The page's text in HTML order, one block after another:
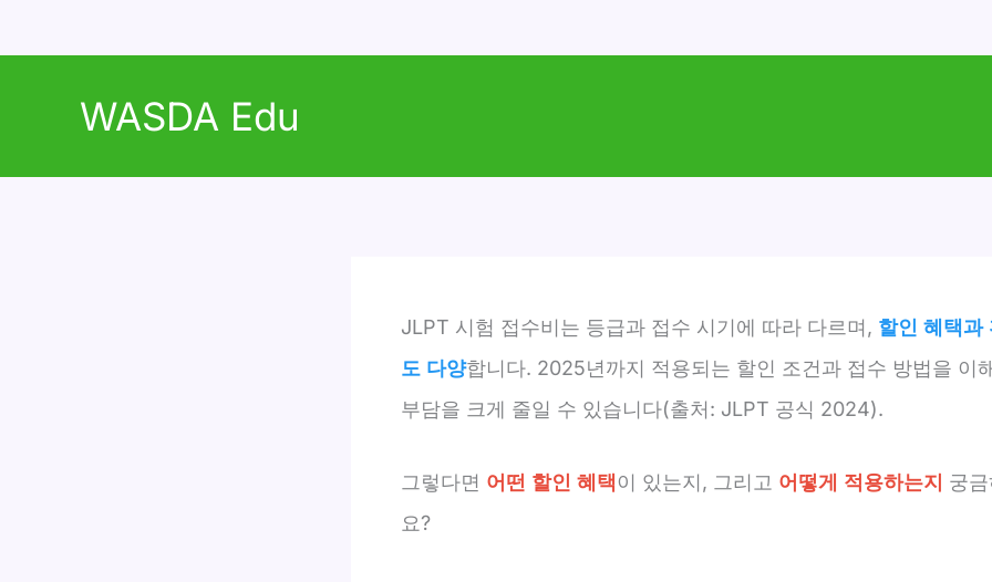
WASDA Edu
JLPT 시험 접수비는 등급과 접수 시기에 따라 다르며, 할인 혜택과
도 다양합니다. 2025년까지 적용되는 할인 조건과 접수 방법을 이
부담을 크게 줄일 수 있습니다(출처: JLPT 공식 2024).
그렇다면 어떤 할인 혜택이 있는지, 그리고 어떻게 적용하는지 궁
요?